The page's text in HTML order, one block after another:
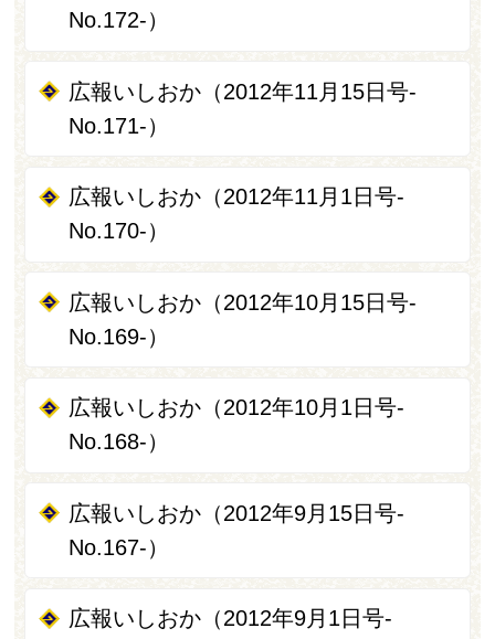
No.172-）
広報いしおか（2012年11月15日号-
No.171-）
広報いしおか（2012年11月1日号-
No.170-）
広報いしおか（2012年10月15日号-
No.169-）
広報いしおか（2012年10月1日号-
No.168-）
広報いしおか（2012年9月15日号-
No.167-）
広報いしおか（2012年9月1日号-